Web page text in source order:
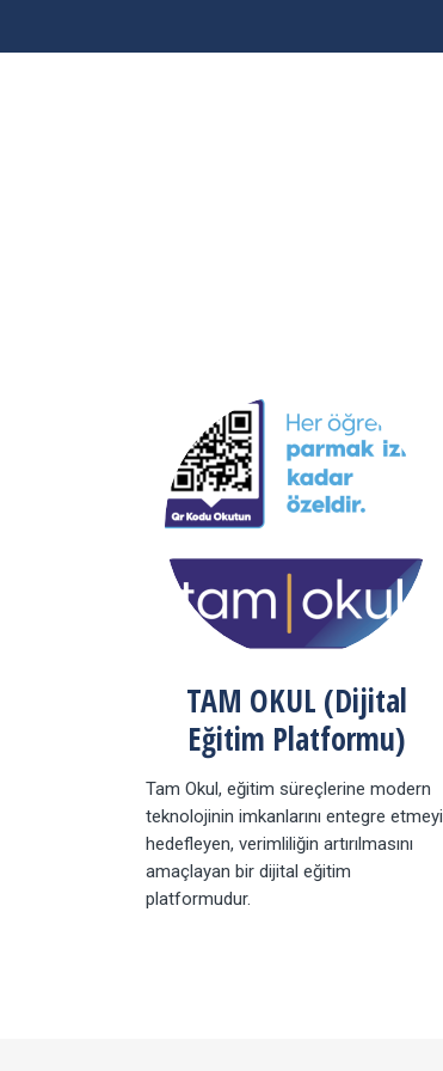
TAM OKUL (Dijital
Eğitim Platformu)
Tam Okul, eğitim süreçlerine modern
teknolojinin imkanlarını entegre etmeyi
hedefleyen, verimliliğin artırılmasını
amaçlayan bir dijital eğitim
platformudur.